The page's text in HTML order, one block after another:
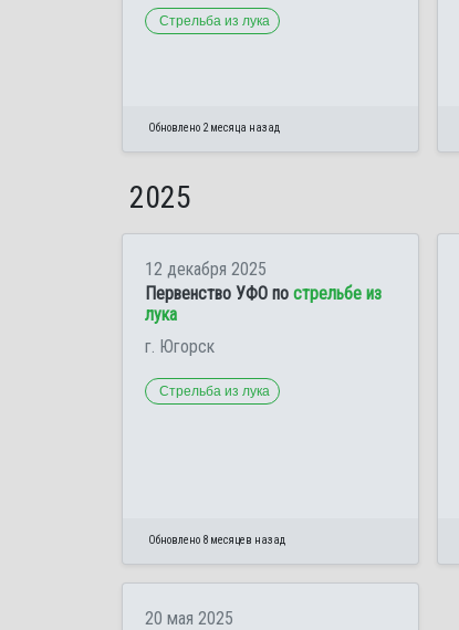
Стрельба из лука
Обновлено 2 месяца назад
2025
12 декабря 2025
Первенство УФО по стрельбе из
лука
г. Югорск
Стрельба из лука
Обновлено 8 месяцев назад
20 мая 2025